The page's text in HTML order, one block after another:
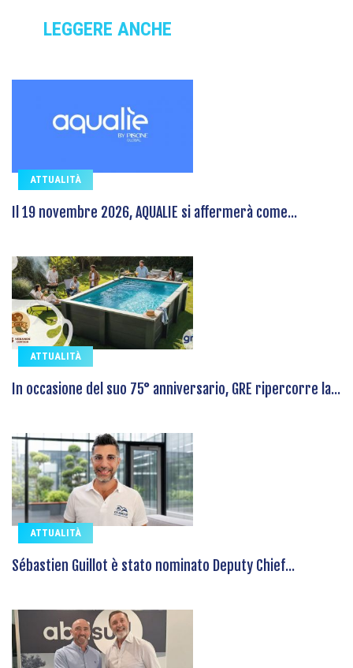
LEGGERE ANCHE
ATTUALITÀ
Il 19 novembre 2026, AQUALIE si affermerà come...
ATTUALITÀ
In occasione del suo 75° anniversario, GRE ripercorre la...
ATTUALITÀ
Sébastien Guillot è stato nominato Deputy Chief...